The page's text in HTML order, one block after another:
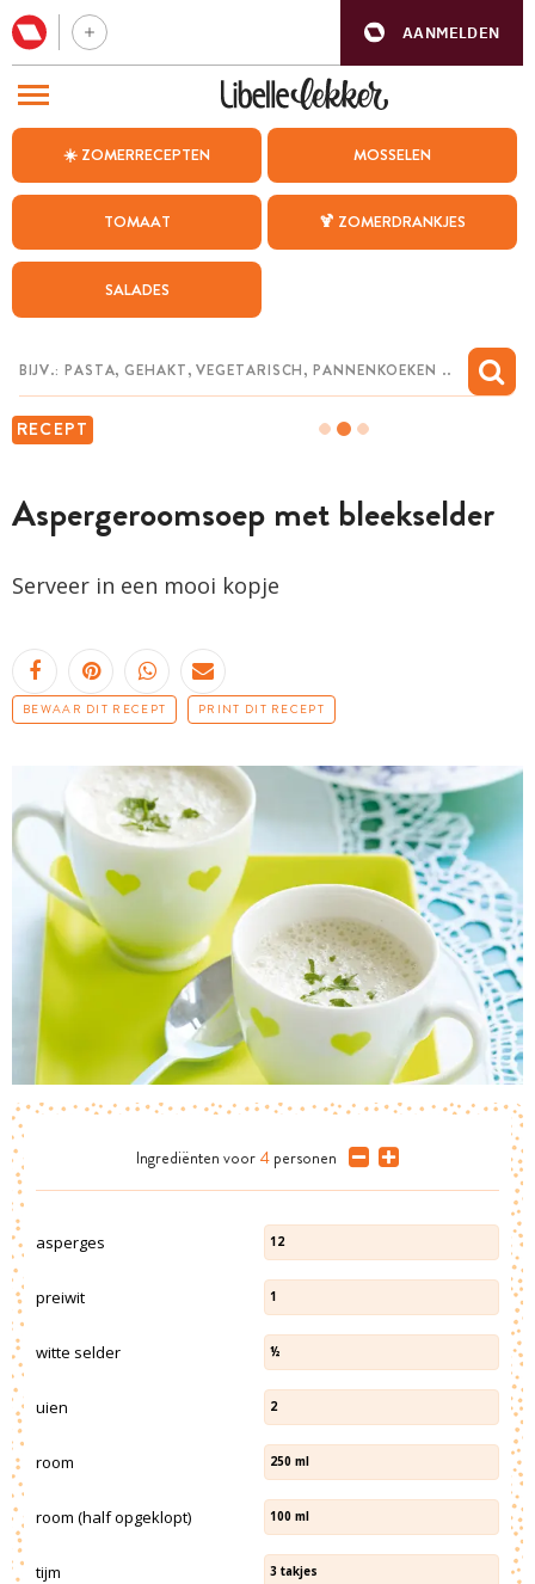
AANMELDEN
☀️ ZOMERRECEPTEN MOSSELEN
TOMAAT 🍹 ZOMERDRANKJES
SALADES
RECEPT
Aspergeroomsoep met bleekselder
Serveer in een mooi kopje
BEWAAR DIT RECEPT PRINT DIT RECEPT
Ingrediënten voor 4 personen
asperges 12
preiwit 1
witte selder ½
uien 2
room 250 ml
room (half opgeklopt) 100 ml
tijm 3 takjes
BEZOEK ONZE ANDERE WEBSITES
WEEKMENU
CHAT MET MAIA
MIJN BEWAARDE RECEPTEN